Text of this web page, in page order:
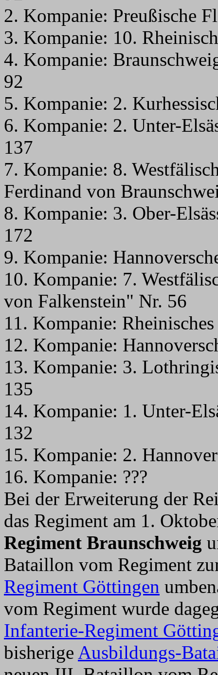
2. Kompanie: Preußische
3. Kompanie: 10.
4. Kompanie:
92
5. Kompanie: 2.
6. Kompanie: 2. Unter-
137
7. Kompanie: 8.
Ferdinand von
8. Kompanie: 3. Ober-
172
9. Kompanie:
10. Kompanie: 7.
von Falkenstein" Nr. 56
11. Kompanie:
12. Kompanie:
13. Kompanie: 3.
135
14. Kompanie: 1. Unter-
132
15. Kompanie: 2.
16. Kompanie: ???
Bei der Erweiterung der
das Regiment am 1.
Regiment Braunschweig
Bataillon vom Regiment
Regiment Göttingen
vom Regiment wurde
Infanterie-Regiment
bisherige Ausbildungs-